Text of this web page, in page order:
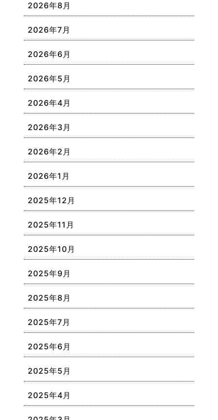
2026年8月
2026年7月
2026年6月
2026年5月
2026年4月
2026年3月
2026年2月
2026年1月
2025年12月
2025年11月
2025年10月
2025年9月
2025年8月
2025年7月
2025年6月
2025年5月
2025年4月